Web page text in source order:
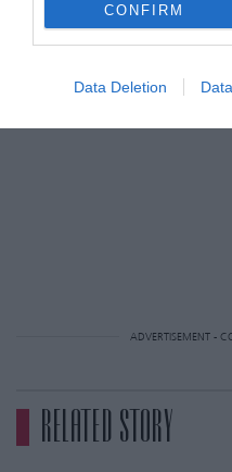
CONFIRM
Data Deletion
ADVERTISEMENT -
RELATED STORY